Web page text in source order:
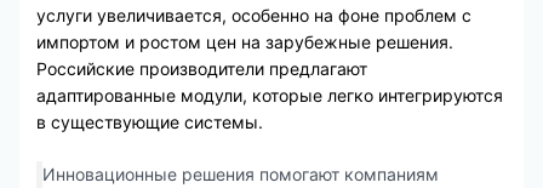
услуги увеличивается, особенно на фоне проблем с
импортом и ростом цен на зарубежные решения.
Российские производители предлагают
адаптированные модули, которые легко интегрируются
в существующие системы.
Инновационные решения помогают компаниям